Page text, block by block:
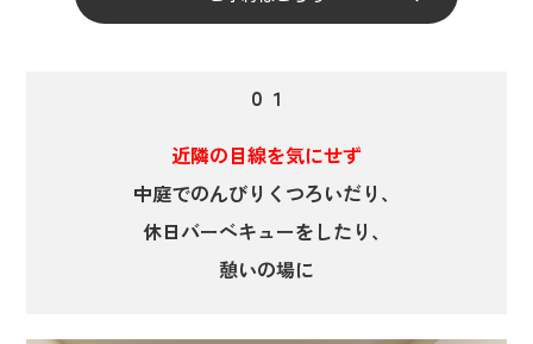
０１
近隣の目線を気にせず
中庭でのんびりくつろいだり、
休日バーベキューをしたり、
憩いの場に